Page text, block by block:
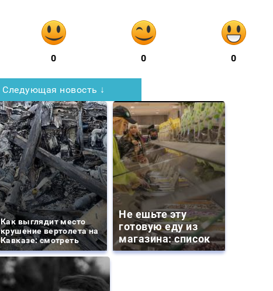
0 0 0
Следующая новость ↓
Как выглядит место
крушение вертолета на
Кавказе: смотреть
Не ешьте эту
готовую еду из
магазина: список